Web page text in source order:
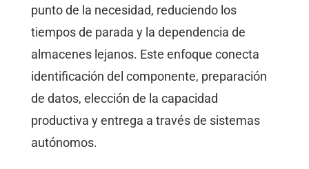
punto de la necesidad, reduciendo los
tiempos de parada y la dependencia de
almacenes lejanos. Este enfoque conecta
identificación del componente, preparación
de datos, elección de la capacidad
productiva y entrega a través de sistemas
autónomos.